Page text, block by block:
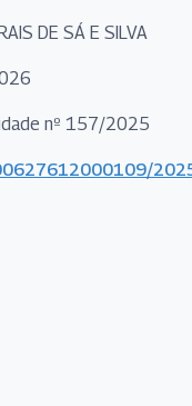
DE SÁ E SILVA
nº 157/2025